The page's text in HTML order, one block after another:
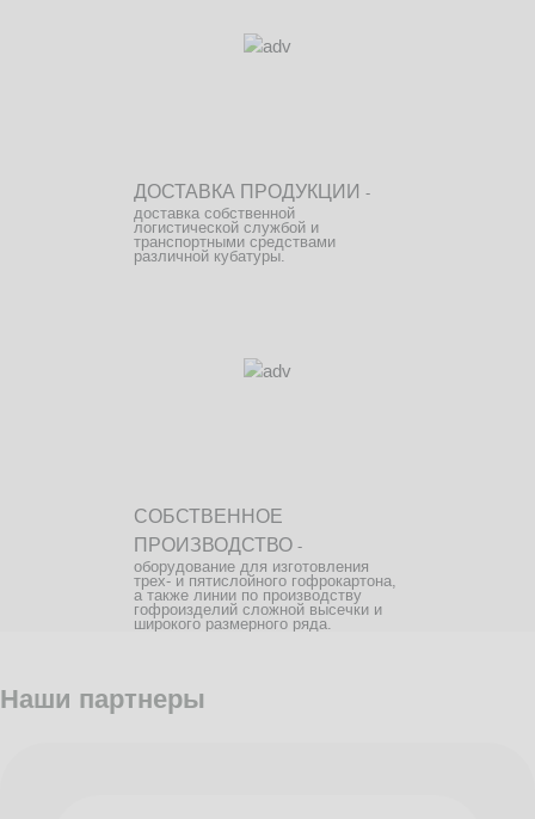
ДОСТАВКА ПРОДУКЦИИ -
доставка собственной
логистической службой и
транспортными средствами
различной кубатуры.
СОБСТВЕННОЕ
ПРОИЗВОДСТВО -
оборудование для изготовления
трех- и пятислойного гофрокартона,
а также линии по производству
гофроизделий сложной высечки и
широкого размерного ряда.
Наши партнеры